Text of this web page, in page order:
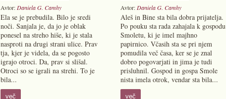
Avtor: Daniela G. Camhy
Ela se je prebudila. Bilo je sredi
noči. Sanjala je, da jo je oblak
ponesel na streho hiše, ki je stala
nasproti na drugi strani ulice. Prav
tja, kjer je videla, da se pogosto
igrajo otroci. Da, prav si slišal.
Otroci so se igrali na strehi. To je
bila...
več
Avtor: Daniela G. Camhy
Aleš in Bine sta bila dobra prijatelja.
Po pouku sta rada zahajala k gospodu
Smoletu, ki je imel majhno
papirnico. Včasih sta se pri njem
pomudila več časa, ker se je znal
dobro pogovarjati in jima je tudi
prisluhnil. Gospod in gospa Smole
nista imela otrok, vendar sta bila...
več